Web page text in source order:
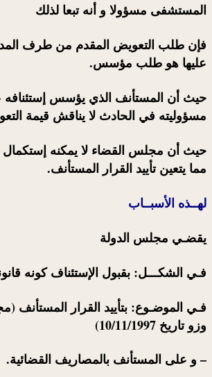
المستشفى مسؤولا و أنه تبعا لذلك
فإن طلب التعويض المقدم من طرف
عليها هو طلب مؤسس.
حيث أن المستأنف الذي يؤسس
مسؤوليته في الحادث لا يناقش قيمة
حيث أن مجلس القضاء لا يمكنه إستكمال
مما يتعين تأييد القرار المستأنف.
لهــذه الأسبــاب
يقضـي مجلس الدولة
فـي الشكـــل: بقبول الإستئناف كونه
فـي الموضـوع: بتأييد القرار
وزو تاريخ 10/11/1997)
– و على المستأنف بالمصاريف القضائية.